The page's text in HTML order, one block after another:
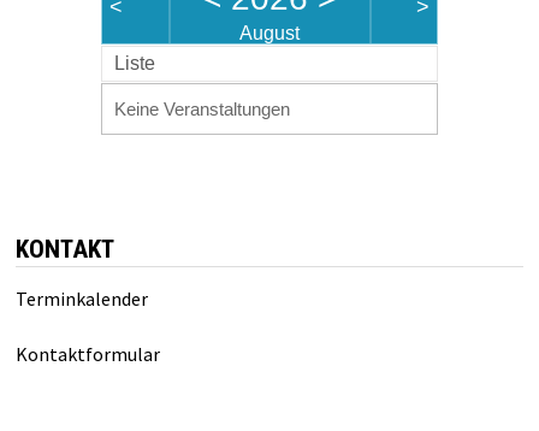
<
August
>
Liste
Keine Veranstaltungen
KONTAKT
Terminkalender
Kontaktformular